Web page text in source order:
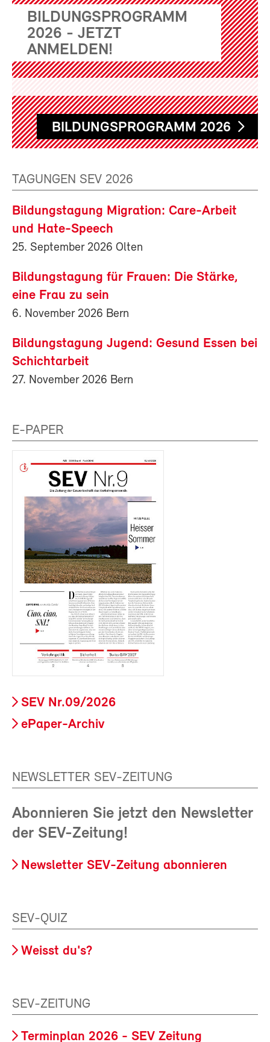
BILDUNGSPROGRAMM
2026 - JETZT
ANMELDEN!
BILDUNGSPROGRAMM 2026
TAGUNGEN SEV 2026
Bildungstagung Migration: Care-Arbeit
und Hate-Speech
25. September 2026 Olten
Bildungstagung für Frauen: Die Stärke,
eine Frau zu sein
6. November 2026 Bern
Bildungstagung Jugend: Gesund Essen bei
Schichtarbeit
27. November 2026 Bern
E-PAPER
SEV Nr.09/2026
ePaper-Archiv
NEWSLETTER SEV-ZEITUNG
Abonnieren Sie jetzt den Newsletter
der SEV-Zeitung!
Newsletter SEV-Zeitung abonnieren
SEV-QUIZ
Weisst du's?
SEV-ZEITUNG
Terminplan 2026 - SEV Zeitung